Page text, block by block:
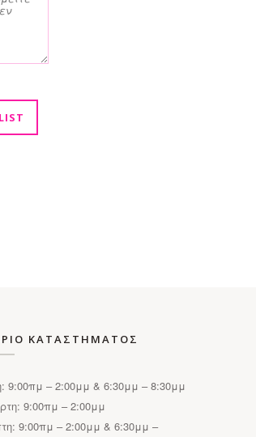
ΚΑΤΑΣΤΗΜΑΤΟΣ
9:00πμ – 2:00μμ & 6:30μμ – 8:30μμ
9:00πμ – 2:00μμ
9:00πμ – 2:00μμ & 6:30μμ –